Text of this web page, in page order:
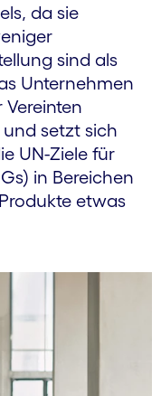
da sie
sind als
Unternehmen
setzt sich
UN-Ziele für
in Bereichen
etwas